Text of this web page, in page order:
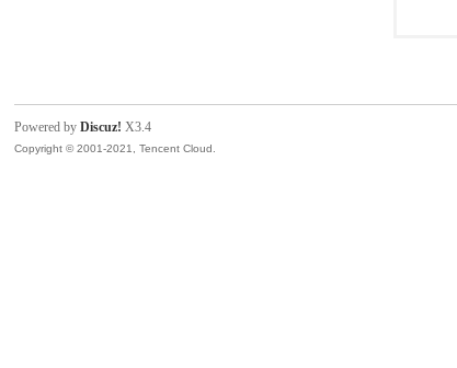
Powered byDiscuz! X3.4
Copyright © 2001-2021, Tencent Cloud.